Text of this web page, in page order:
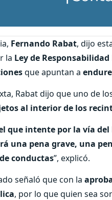
Fernando Rabat, dijo
la Ley de
que apuntan a
Rabat dijo que uno de
al interior de los
que intente por la vía
una pena grave, una
conductas”, explicó.
señaló que con la
, por lo que quien sea